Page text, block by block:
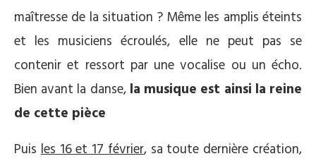
maîtresse de la situation ? Même les amplis éteints
et les musiciens écroulés, elle ne peut pas se
contenir et ressort par une vocalise ou un écho.
Bien avant la danse, la musique est ainsi la reine
de cette pièce
Puisles 16 et 17 février, sa toute dernière création,